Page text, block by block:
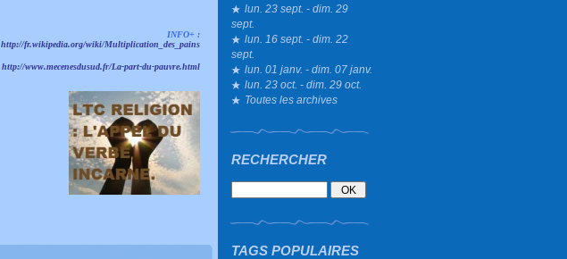
lun. 23 sept. - dim. 29
sept.
lun. 16 sept. - dim. 22
sept.
lun. 01 janv. - dim. 07 janv.
lun. 23 oct. - dim. 29 oct.
Toutes les archives
RECHERCHER
TAGS POPULAIRES
INFO+ :
http://fr.wikipedia.org/wiki/Multiplication_des_pains
http://www.mecenesdusud.fr/La-part-du-pauvre.html